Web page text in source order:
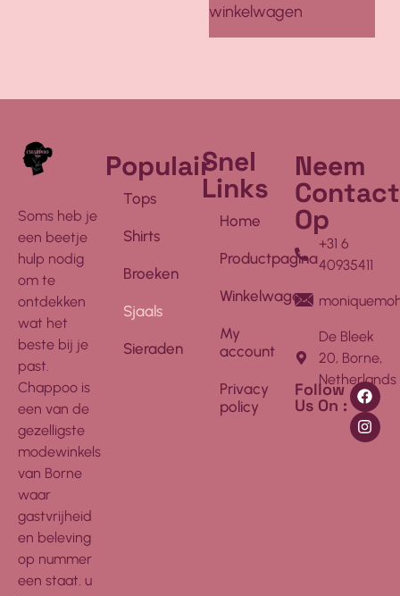
winkelwagen
Soms heb je
een beetje
hulp nodig
om te
ontdekken
wat het
beste bij je
past.
Chappoo is
een van de
gezelligste
modewinkels
van Borne
waar
gastvrijheid
en beleving
op nummer
een staat. u
Populair
Tops
Shirts
Broeken
Sjaals
Sieraden
Snel
Links
Home
Productpagina
Winkelwagen
My
account
Privacy
policy
Neem
Contact
Op
+31 6
40935411
De Bleek
20, Borne,
Netherlands
Follow
Us On :